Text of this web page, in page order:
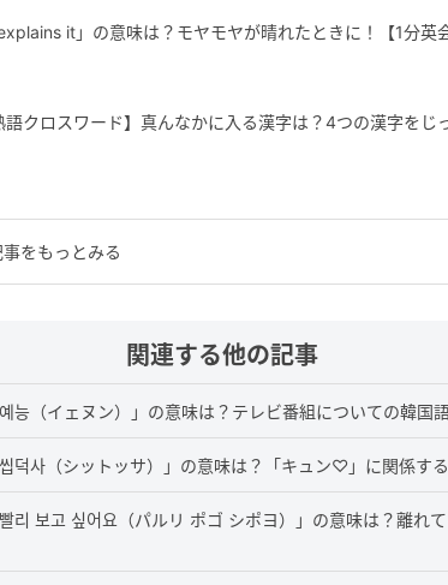
it」の意味は？モヤモヤが晴れたときに！【1分英
語クロスワード】真んなかに入る漢字は？4つの漢字をじ
事をもっとみる
関連する他の記事
능（イェヌン）」の意味は？テレビ番組についての韓国語
덕사（シットッサ）」の意味は？「キュン♡」に関係する
리 보고 싶어요（パルリ ポゴ シポヨ）」の意味は？離れ